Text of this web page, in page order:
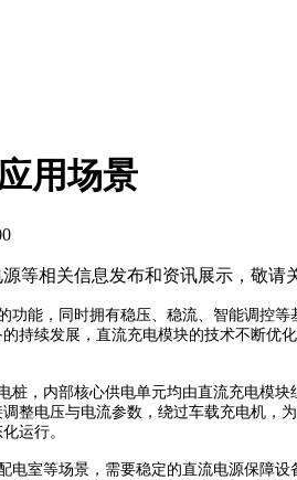
用场景
等相关信息发布和资讯展示，敬请
能，同时拥有稳压、稳流、智能调控
持续发展，直流充电模块的技术不断
，内部核心供电单元均由直流充电模
整电压与电流参数，绕过车载充电机
运行。
室等场景，需要稳定的直流电源保障